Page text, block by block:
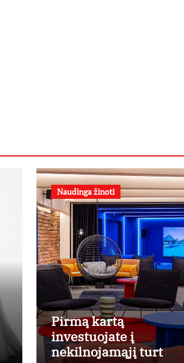
Naudinga žinoti
Pirmą kartą
investuojate į
nekilnojamąjį turtą?